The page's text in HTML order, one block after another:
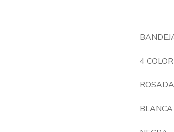
4
ROSADA
BLANCA